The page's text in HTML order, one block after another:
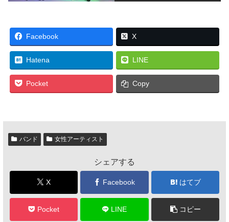
Facebook X
Hatena LINE
Pocket Copy
バンド 女性アーティスト
シェアする
X Facebook はてブ
Pocket LINE コピー